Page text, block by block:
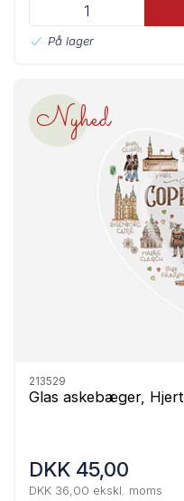
På lager
Nyhed
213529
Glas askebæger,
DKK 45,00
DKK 36,00 ekskl. moms